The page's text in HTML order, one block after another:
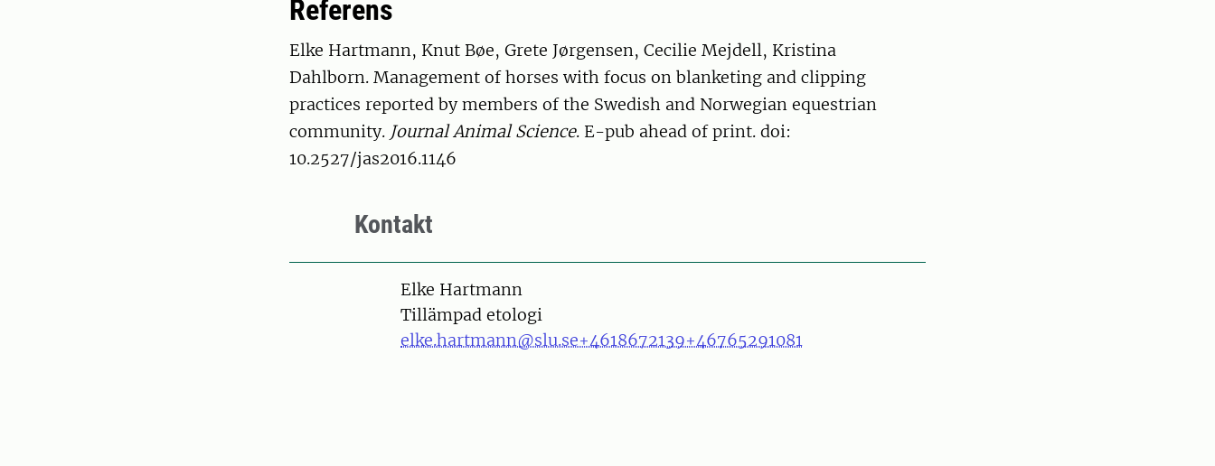
Referens
Elke Hartmann, Knut Bøe, Grete Jørgensen, Cecilie Mejdell, Kristina
Dahlborn. Management of horses with focus on blanketing and clipping
practices reported by members of the Swedish and Norwegian equestrian
community. Journal Animal Science. E-pub ahead of print. doi:
10.2527/jas2016.1146
Kontakt
PersonElke Hartmann
Tillämpad etologi
elke.hartmann@slu.se+4618672139+46765291081